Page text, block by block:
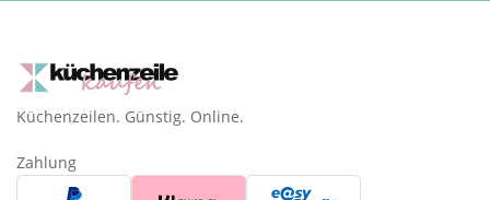
Küchenzeilen. Günstig. Online.
Zahlung